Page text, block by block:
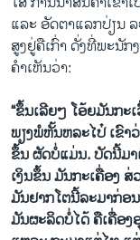
ແລະ ອັດຕາແລກປ່ຽນ
ສູງຢູ່ຄືເກົ່າ ດັ່ງທີ່ພະນັ
ຄໍາເຫັນວ່າ:
“ຂຶ້ນເລີຍໆ ໂອ້ຍມັນກະ
ພຽງພໍຫັ້ນຫລະໄປ໋ ເຂົາ
ຂຶ້ນ ຜັດບໍ່ແມ່ນ. ບັດນີ້ມາ
ເງິນຂຶ້ນ ມັນກະເຄື່ອງ ສ່
ມັນຢາກໂຕນີ້ລະມາກ່ອ
ມັນຜະລິດບໍ່ໄດ້ ຄືເຄື່ອງ